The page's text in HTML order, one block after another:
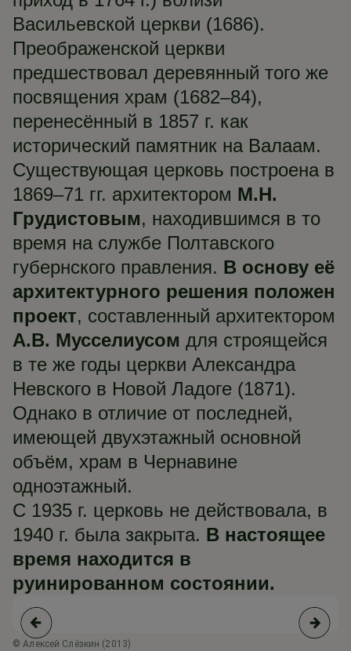
Васильевской церкви (1686).
Преображенской церкви
предшествовал деревянный того же
посвящения храм (1682–84),
перенесённый в 1857 г. как
исторический памятник на Валаам.
Существующая церковь построена в
1869–71 гг. архитектором М.Н.
Грудистовым, находившимся в то
время на службе Полтавского
губернского правления. В основу её
архитектурного решения положен
проект, составленный архитектором
А.В. Мусселиусом для строящейся
в те же годы церкви Александра
Невского в Новой Ладоге (1871).
Однако в отличие от последней,
имеющей двухэтажный основной
объём, храм в Чернавине
одноэтажный.
С 1935 г. церковь не действовала, в
1940 г. была закрыта. В настоящее
время находится в
руинированном состоянии.
© Алексей Слёзкин (2013)